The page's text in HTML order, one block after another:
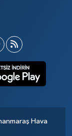
Hava